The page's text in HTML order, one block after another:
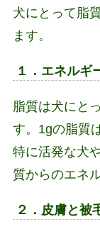
犬にとって脂
ます。
１．エネルギ
脂質は犬にと
す。1gの脂質
特に活発な犬
質からのエネ
２．皮膚と被